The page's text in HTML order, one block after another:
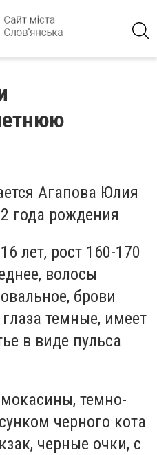
Агапова Юлия
года рождения
лет, рост 160-170
волосы
брови
темные, имеет
в виде пульса
темно-
черного кота
черные очки, с